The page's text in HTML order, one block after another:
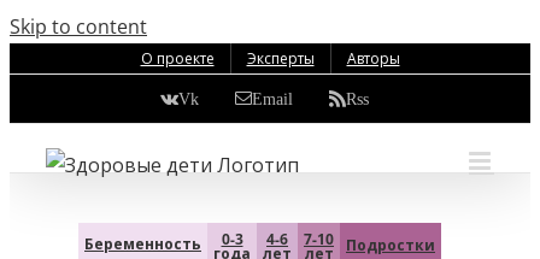
Skip to content
О проекте Эксперты Авторы
Vk Email Rss
Беременность 0-3
года
4-6
лет
7-10
лет Подростки